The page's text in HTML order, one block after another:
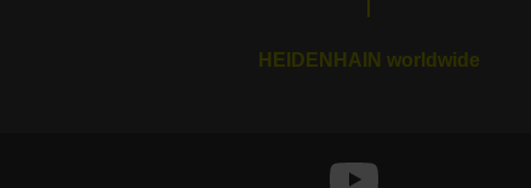
HEIDENHAIN worldwide